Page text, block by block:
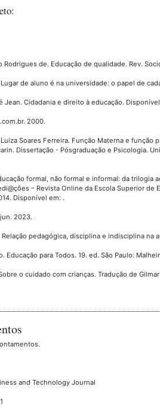
Rodrigues de. Educação de qualidade. Rev.
Lugar de aluno é na universidade: o papel de
Jean. Cidadania e direito à educação.
2000.
Luiza Soares Ferreira. Função Materna e
Dissertação - Pósgraduação e Psicologia.
formal, não formal e informal: da
– Revista Online da Escola Superior
Disponível em: .
2023.
Relação pedagógica, disciplina e indisciplina na
Educação para Todos. 19. ed. São Paulo:
Sobre o cuidado com crianças. Tradução de
and Technology Journal